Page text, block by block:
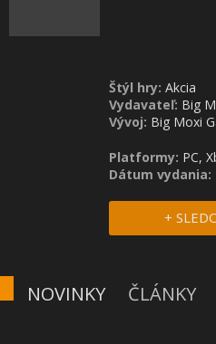
Štýl hry: Akcia
Vydavateľ: Big
Vývoj: Big Moxi
Platformy: PC,
Dátum vydania:
+
NOVINKY ČLÁNKY